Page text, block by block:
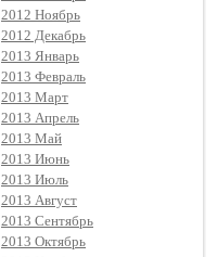
2012 Ноябрь
2012 Декабрь
2013 Январь
2013 Февраль
2013 Март
2013 Апрель
2013 Май
2013 Июнь
2013 Июль
2013 Август
2013 Сентябрь
2013 Октябрь